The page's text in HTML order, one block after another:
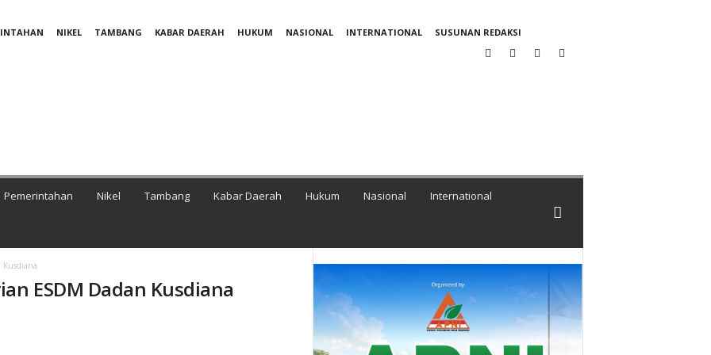
NIKEL TAMBANG KABAR DAERAH HUKUM NASIONAL INTERNATIONAL SUSUNAN REDAKSI
Pemerintahan Nikel Tambang Kabar Daerah Hukum Nasional International
Kusdiana
ESDM Dadan Kusdiana